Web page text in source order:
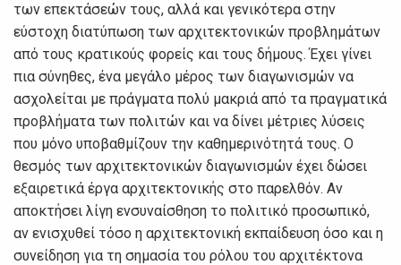
των επεκτάσεών τους, αλλά και γενικότερα στην
εύστοχη διατύπωση των αρχιτεκτονικών προβλημάτων
από τους κρατικούς φορείς και τους δήμους. Έχει γίνει
πια σύνηθες, ένα μεγάλο μέρος των διαγωνισμών να
ασχολείται με πράγματα πολύ μακριά από τα πραγματικά
προβλήματα των πολιτών και να δίνει μέτριες λύσεις
που μόνο υποβαθμίζουν την καθημερινότητά τους. Ο
θεσμός των αρχιτεκτονικών διαγωνισμών έχει δώσει
εξαιρετικά έργα αρχιτεκτονικής στο παρελθόν. Αν
αποκτήσει λίγη ενσυναίσθηση το πολιτικό προσωπικό,
αν ενισχυθεί τόσο η αρχιτεκτονική εκπαίδευση όσο και η
συνείδηση για τη σημασία του ρόλου του αρχιτέκτονα